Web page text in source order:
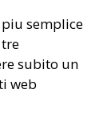
semplice
subito un
web